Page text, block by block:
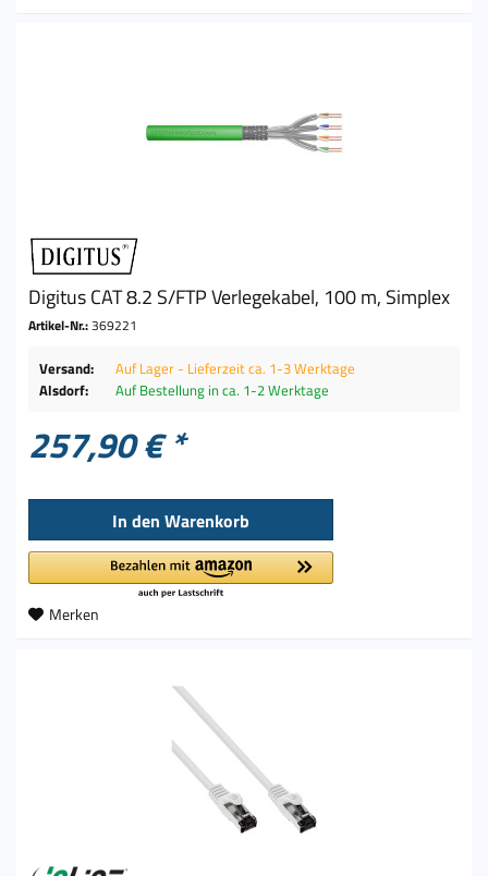
Digitus CAT 8.2 S/FTP Verlegekabel, 100 m, Simplex
Artikel-Nr.:369221
Versand:
Auf Lager - Lieferzeit ca. 1-3 Werktage
Alsdorf:
Auf Bestellung in ca. 1-2 Werktage
257,90 € *
In den Warenkorb
Merken